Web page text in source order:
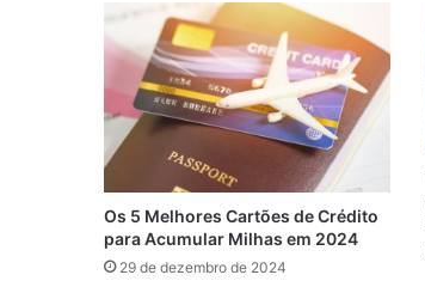
Os 5 Melhores Cartões de Crédito
para Acumular Milhas em 2024
29 de dezembro de 2024